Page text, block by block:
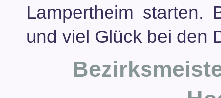
Lampertheim starten.
und viel Glück bei den